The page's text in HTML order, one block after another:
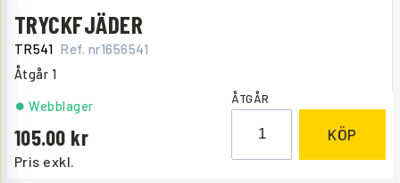
TRYCKFJÄDER
TR541 Ref. nr1656541
Åtgår 1
Pris exkl.
105.00
Webblager ÅTGÅR
KÖP